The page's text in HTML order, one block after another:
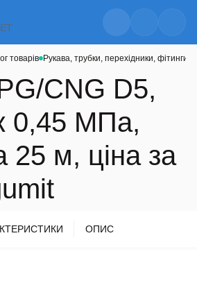
товарів Рукава, трубки, перехідники, фітинги
CNG D5,
0,45 MПа,
25 м, ціна за
ОПИС